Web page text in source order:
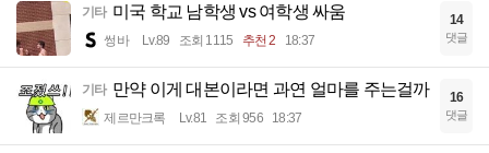
기타 미국 학교 남학생 vs 여학생 싸움
썽바 Lv.89 조회 1115 추천 2 18:37
14
댓글
기타 만약 이게 대본이라면 과연 얼마를 주는걸까
제르만크록 Lv.81 조회 956 18:37
16
댓글